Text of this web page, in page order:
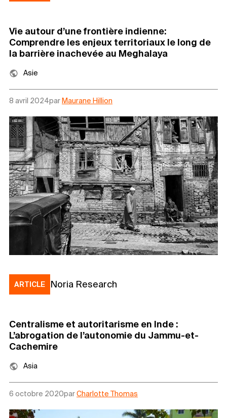
Vie autour d’une frontière indienne:
Comprendre les enjeux territoriaux le long de
la barrière inachevée au Meghalaya
Asie
8 avril 2024parMaurane Hillion
ARTICLE Noria Research
Centralisme et autoritarisme en Inde :
L’abrogation de l’autonomie du Jammu-et-
Cachemire
Asia
6 octobre 2020parCharlotte Thomas